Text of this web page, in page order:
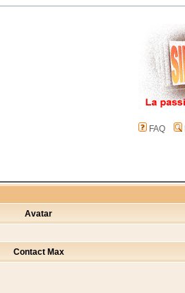
FAQ
Avatar
Contact Max